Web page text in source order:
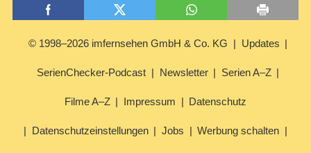
© 1998–2026 imfernsehen GmbH & Co. KG Updates
SerienChecker-Podcast Newsletter Serien A–Z
Filme A–Z Impressum Datenschutz
Datenschutzeinstellungen Jobs Werbung schalten